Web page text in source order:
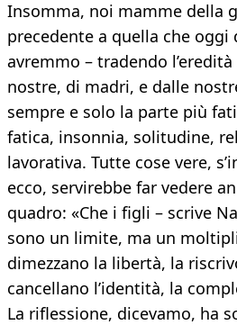
Insomma, noi mamme della
precedente a quella che oggi
avremmo – tradendo
nostre, di madri, e dalle
sempre e solo la parte più
fatica, insonnia, solitudine,
lavorativa. Tutte cose vere,
ecco, servirebbe far vedere
quadro: «Che i figli – scrive
sono un limite, ma un
dimezzano la libertà, la
cancellano l’identità, la
La riflessione, dicevamo, ha